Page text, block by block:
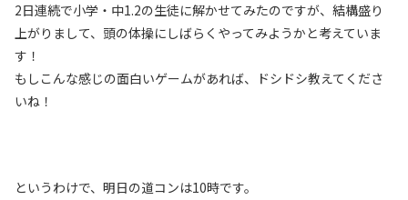
2日連続で小学・中1.2の生徒に解かせてみたのですが、結構盛り
上がりまして、頭の体操にしばらくやってみようかと考えていま
す！
もしこんな感じの面白いゲームがあれば、ドシドシ教えてくださ
いね！
というわけで、明日の道コンは10時です。